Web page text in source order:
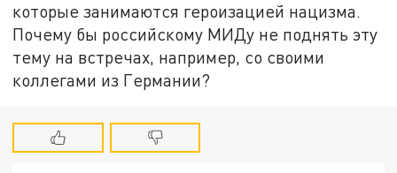
которые занимаются героизацией нацизма.
Почему бы российскому МИДу не поднять эту
тему на встречах, например, со своими
коллегами из Германии?